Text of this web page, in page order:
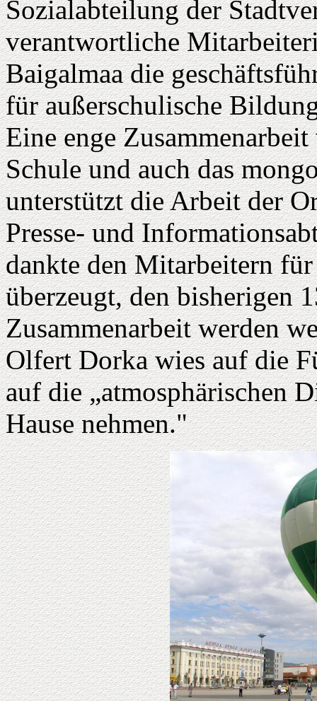
Sozialabteilung der
verantwortliche
Baigalmaa die
für außerschulische
Eine enge
Schule und auch das
unterstützt die Arbeit der
Presse- und
dankte den Mitarbeitern
überzeugt, den bisherigen
Zusammenarbeit werden
Olfert Dorka wies auf die
auf die „atmosphärischen
Hause nehmen."